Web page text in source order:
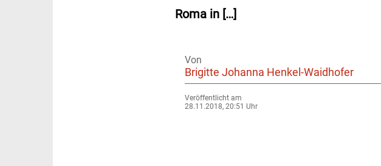
Roma in […]
Von
Brigitte Johanna Henkel-Waidhofer
Veröffentlicht am
28.11.2018, 20:51 Uhr